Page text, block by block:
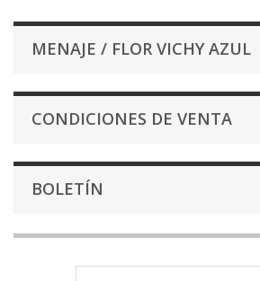
MENAJE / FLOR VICHY AZUL
CONDICIONES DE VENTA
BOLETÍN